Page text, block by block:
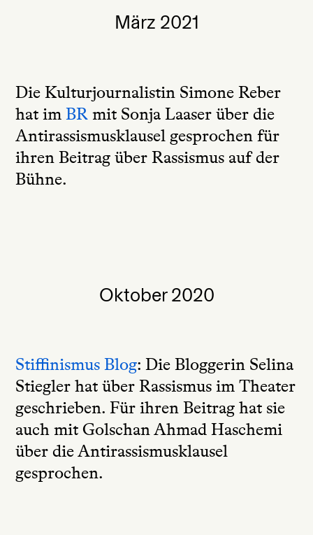
März 2021
Die Kulturjournalistin Simone Reber
hat imBR mit Sonja Laaser über die
Antirassismusklausel gesprochen für
ihren Beitrag über Rassismus auf der
Bühne.
Oktober 2020
Stiffinismus Blog: Die Bloggerin Selina
Stiegler hat über Rassismus im Theater
geschrieben. Für ihren Beitrag hat sie
auch mit Golschan Ahmad Haschemi
über die Antirassismusklausel
gesprochen.